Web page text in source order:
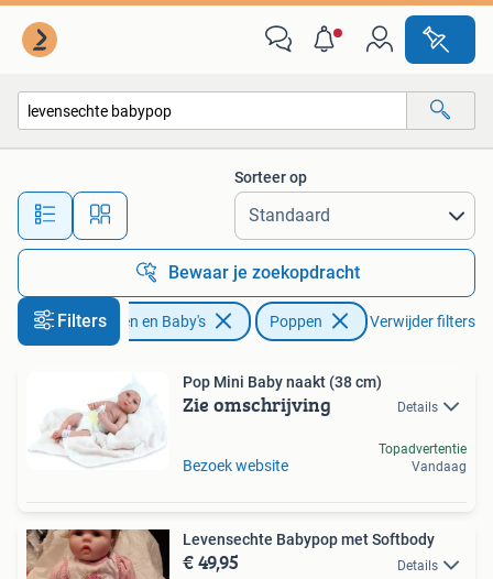
Alle afstanden…
Sorteer op
Bewaar je zoekopdracht
Filters
Kinderen en Baby's Poppen Verwijder filters
Pop Mini Baby naakt (38 cm)
Zie omschrijving Details
Bezoek website
Topadvertentie
Vandaag
Levensechte Babypop met Softbody
€ 49,95 Details